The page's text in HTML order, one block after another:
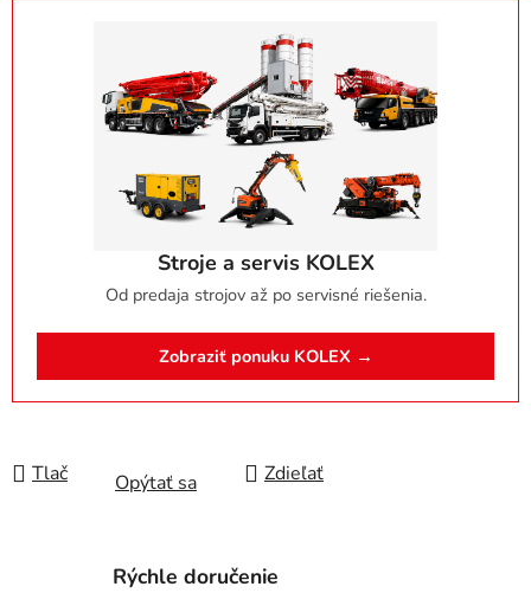
Stroje a servis KOLEX
Od predaja strojov až po servisné riešenia.
Zobraziť ponuku KOLEX →
Tlač Opýtať sa Zdieľať
Rýchle doručenie